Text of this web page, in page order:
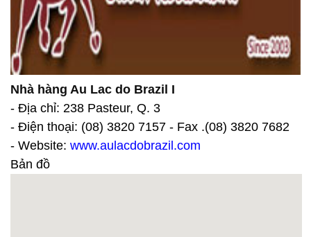
Nhà hàng Au Lac do Brazil I
- Địa chỉ: 238 Pasteur, Q. 3
- Điện thoại: (08) 3820 7157 - Fax .(08) 3820 7682
- Website: www.aulacdobrazil.com
Bản đồ